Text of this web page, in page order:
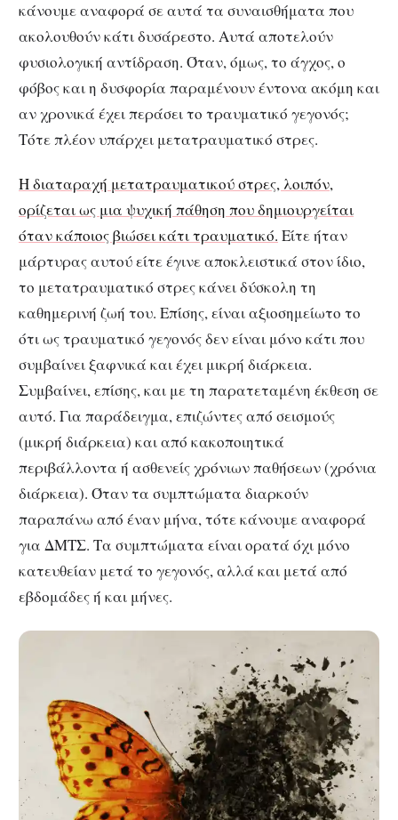
κάνουμε αναφορά σε αυτά τα συναισθήματα που
ακολουθούν κάτι δυσάρεστο. Αυτά αποτελούν
φυσιολογική αντίδραση. Όταν, όμως, το άγχος, ο
φόβος και η δυσφορία παραμένουν έντονα ακόμη και
αν χρονικά έχει περάσει το τραυματικό γεγονός;
Τότε πλέον υπάρχει μετατραυματικό στρες.
Η διαταραχή μετατραυματικού στρες, λοιπόν,
ορίζεται ως μια ψυχική πάθηση που δημιουργείται
όταν κάποιος βιώσει κάτι τραυματικό. Είτε ήταν
μάρτυρας αυτού είτε έγινε αποκλειστικά στον ίδιο,
το μετατραυματικό στρες κάνει δύσκολη τη
καθημερινή ζωή του. Επίσης, είναι αξιοσημείωτο το
ότι ως τραυματικό γεγονός δεν είναι μόνο κάτι που
συμβαίνει ξαφνικά και έχει μικρή διάρκεια.
Συμβαίνει, επίσης, και με τη παρατεταμένη έκθεση σε
αυτό. Για παράδειγμα, επιζώντες από σεισμούς
(μικρή διάρκεια) και από κακοποιητικά
περιβάλλοντα ή ασθενείς χρόνιων παθήσεων (χρόνια
διάρκεια). Όταν τα συμπτώματα διαρκούν
παραπάνω από έναν μήνα, τότε κάνουμε αναφορά
για ΔΜΤΣ. Τα συμπτώματα είναι ορατά όχι μόνο
κατευθείαν μετά το γεγονός, αλλά και μετά από
εβδομάδες ή και μήνες.